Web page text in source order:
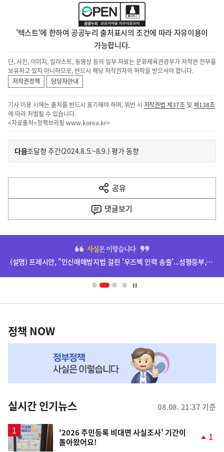
'텍스트'에 한하여 공공누리 출처표시의 조건에 따라 자유이용이
가능합니다.
단, 사진, 이미지, 일러스트, 동영상 등의 일부 자료는 문화체육관광부가 저작권 전부를
보유하고 있지 아니하므로, 반드시 해당 저작권자의 허락을 받으셔야 합니다.
저작권정책
담당자안내
기사 이용 시에는 출처를 반드시 표기해야 하며, 위반 시 저작권법 제37조 및제138조
에 따라 처벌될 수 있습니다.
<자료출처=정책브리핑 www.korea.kr>
이
전
다
음
다음기
조달청 주간(2024.8.5.~8.9.) 평가 동향
공유
열
기
댓글보기
영
(설명) 프레시안, "인신매매방지법 걸린 '우즈벡 인력 송출'...성평등부,노동·법무부에 개선 요청" 관련
책
NOW,
뉴
스
정책 NOW
실시간 인기뉴스 08.08. 21:37 기준
'2026 주민등록 비대면 사실조사' 기간이
돌아왔어요!
1